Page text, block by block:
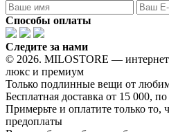
Способы оплаты
Следите за нами
© 2026. MILOSTORE —
люкс и премиум
Только подлинные вещи от
Бесплатная доставка от 15 000,
Примерьте и оплатите только то,
предоплаты